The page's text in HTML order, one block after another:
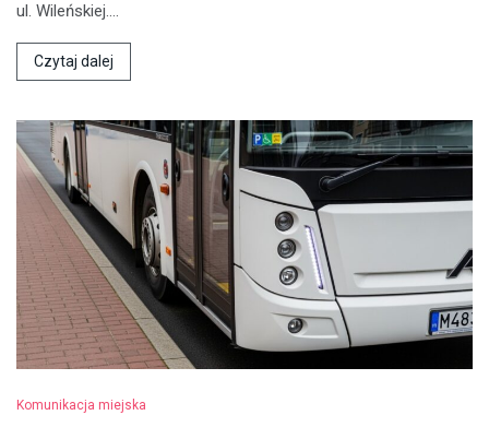
ul. Wileńskiej.…
Czytaj dalej
Komunikacja miejska